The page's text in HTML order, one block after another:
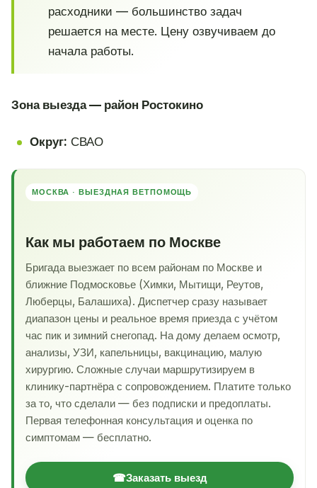
расходники — большинство задач
решается на месте. Цену озвучиваем до
начала работы.
Зона выезда — район Ростокино
Округ: СВАО
МОСКВА · ВЫЕЗДНАЯ ВЕТПОМОЩЬ
Как мы работаем по Москве
Бригада выезжает по всем районам по Москве и
ближние Подмосковье (Химки, Мытищи, Реутов,
Люберцы, Балашиха). Диспетчер сразу называет
диапазон цены и реальное время приезда с учётом
час пик и зимний снегопад. На дому делаем осмотр,
анализы, УЗИ, капельницы, вакцинацию, малую
хирургию. Сложные случаи маршрутизируем в
клинику-партнёра с сопровождением. Платите только
за то, что сделали — без подписки и предоплаты.
Первая телефонная консультация и оценка по
симптомам — бесплатно.
☎Заказать выезд